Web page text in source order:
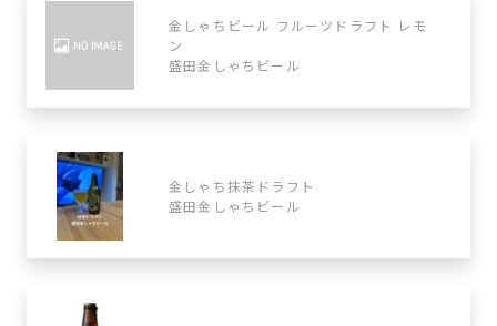
金しゃちビール フルーツドラフト レモ
ン
盛田金しゃちビール
金しゃち抹茶ドラフト
盛田金しゃちビール